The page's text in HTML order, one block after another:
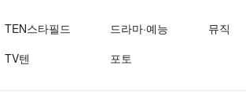
TEN스타필드 드라마·예능
뮤직
TV텐 포토